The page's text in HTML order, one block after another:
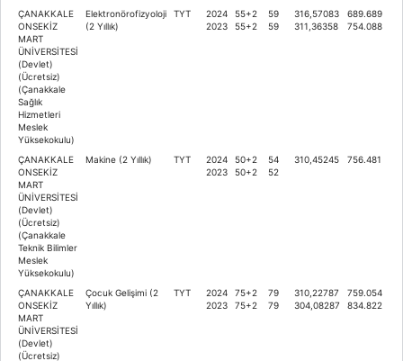
ÇANAKKALE
ONSEKİZ
MART
ÜNİVERSİTESİ
(Devlet)
(Ücretsiz)
(Çanakkale
Sağlık
Hizmetleri
Meslek
Yüksekokulu)
Elektronörofizyoloji
(2 Yıllık)
TYT
2024
2023
55+2
55+2
59
59
316,57083
311,36358
689.689
754.088
ÇANAKKALE
ONSEKİZ
MART
ÜNİVERSİTESİ
(Devlet)
(Ücretsiz)
(Çanakkale
Teknik Bilimler
Meslek
Yüksekokulu)
Makine (2 Yıllık) TYT
2024
2023
50+2
50+2
54
52
310,45245 756.481
ÇANAKKALE
ONSEKİZ
MART
ÜNİVERSİTESİ
(Devlet)
(Ücretsiz)
Çocuk Gelişimi (2
Yıllık)
TYT
2024
2023
75+2
75+2
79
79
310,22787
304,08287
759.054
834.822